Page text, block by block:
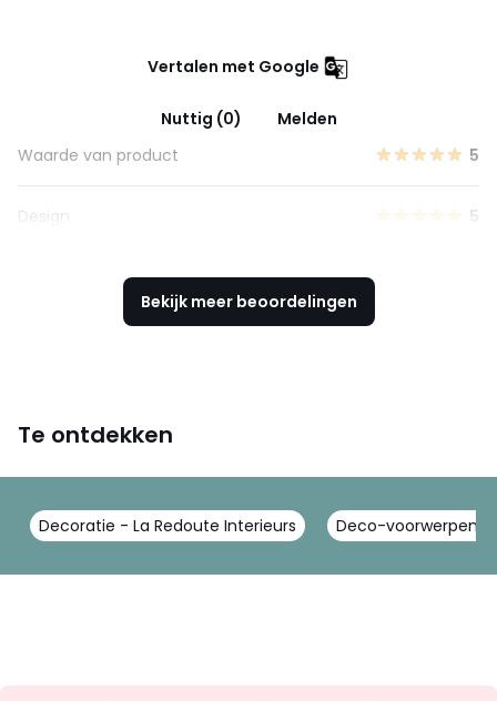
Vertalen met Google
Nuttig (0)
Melden
Waarde van product
5
Design 5
Bekijk meer beoordelingen
Te ontdekken
Decoratie - La Redoute Interieurs Deco-voorwerpen -